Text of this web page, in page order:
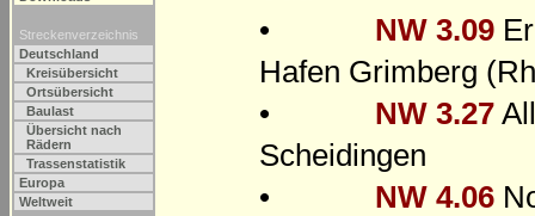
Streckenverzeichnis
Deutschland
Kreisübersicht
Ortsübersicht
Baulast
Übersicht nach
Rädern
Trassenstatistik
Europa
Weltweit
•
NW 3.09
Hafen Grimberg
•
NW 3.27
Scheidingen
•
NW 4.06